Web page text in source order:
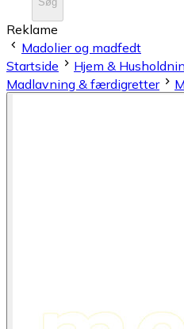
Reklame
Madolier og madfedt
Startside
Hjem &
Madlavning & færdigretter